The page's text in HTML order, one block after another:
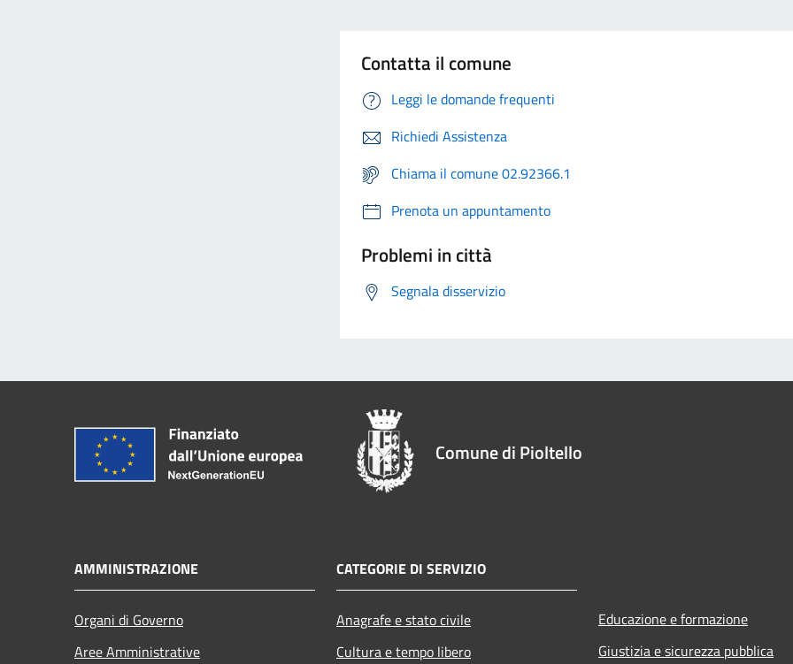
Contatta il comune
Leggi le domande frequenti
Richiedi Assistenza
Chiama il comune 02.92366.1
Prenota un appuntamento
Problemi in città
Segnala disservizio
Comune di Pioltello
AMMINISTRAZIONE
Organi di Governo
Aree Amministrative
CATEGORIE DI SERVIZIO
Anagrafe e stato civile
Cultura e tempo libero
Educazione e formazione
Giustizia e sicurezza pubblica